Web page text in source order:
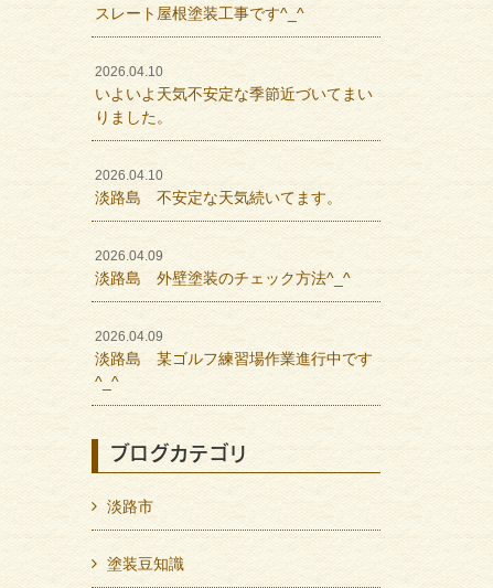
スレート屋根塗装工事です^_^
2026.04.10
いよいよ天気不安定な季節近づいてまい
りました。
2026.04.10
淡路島 不安定な天気続いてます。
2026.04.09
淡路島 外壁塗装のチェック方法^_^
2026.04.09
淡路島 某ゴルフ練習場作業進行中です
^_^
ブログカテゴリ
淡路市
塗装豆知識